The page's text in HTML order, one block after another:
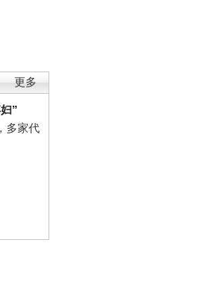
更多
”
多家代